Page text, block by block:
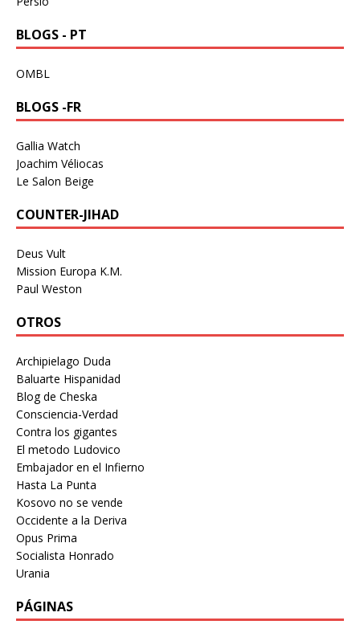
BLOGS - PT
OMBL
BLOGS -FR
Gallia Watch
Joachim Véliocas
Le Salon Beige
COUNTER-JIHAD
Deus Vult
Mission Europa K.M.
Paul Weston
OTROS
Archipielago Duda
Baluarte Hispanidad
Blog de Cheska
Consciencia-Verdad
Contra los gigantes
El metodo Ludovico
Embajador en el Infierno
Hasta La Punta
Kosovo no se vende
Occidente a la Deriva
Opus Prima
Socialista Honrado
Urania
PÁGINAS